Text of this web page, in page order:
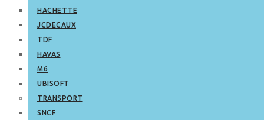
HACHETTE
JCDECAUX
TDF
HAVAS
M6
UBISOFT
TRANSPORT
SNCF